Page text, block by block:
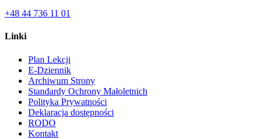
+48 44 736 11 01
Linki
Plan Lekcji
E-Dziennik
Archiwum Strony
Standardy Ochrony Małoletnich
Polityka Prywatności
Deklaracja dostępności
RODO
Kontakt